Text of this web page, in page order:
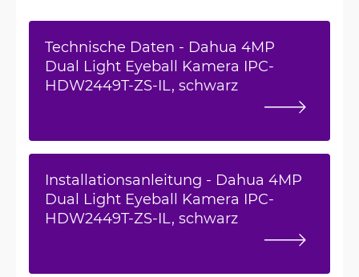
Technische Daten - Dahua 4MP
Dual Light Eyeball Kamera IPC-
HDW2449T-ZS-IL, schwarz
Installationsanleitung - Dahua 4MP
Dual Light Eyeball Kamera IPC-
HDW2449T-ZS-IL, schwarz